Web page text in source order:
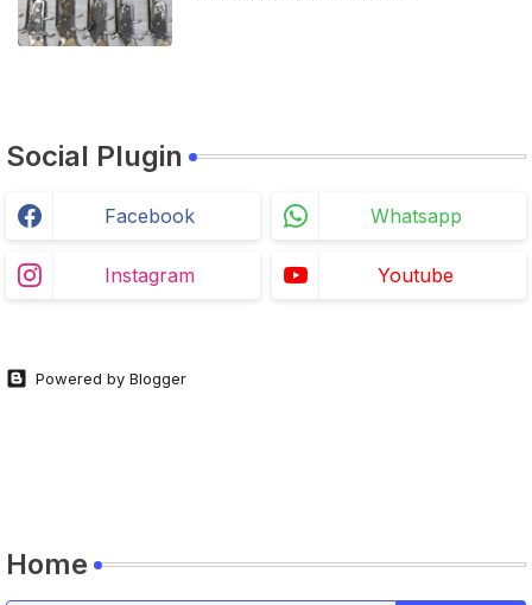
Social Plugin
Facebook Whatsapp
Instagram Youtube
Powered by Blogger
Home